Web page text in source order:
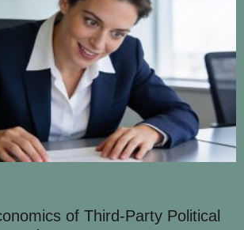
of Third-Party Political